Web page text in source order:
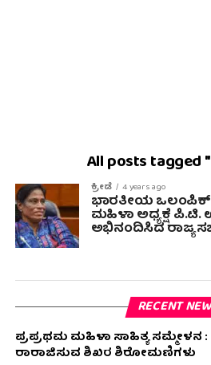
All posts tagged
ಕ್ರೀಡೆ 4 years ago
ಭಾರತೀಯ
ಮಹಿಳಾ ಅಧ್ಯಕ್ಷೆ ಪಿ.ಟಿ.
ಅಭಿನಂದಿಸಿದ
RECENT
ಪ್ರಪ್ರಥಮ ಮಹಿಳಾ ಸಾಹಿತ್ಯ ಸಮ್ಮೇಳನ :
ರಾರಾಜಿಸುವ ಶಿಖರ ಶಿರೋಮಣಿಗಳು